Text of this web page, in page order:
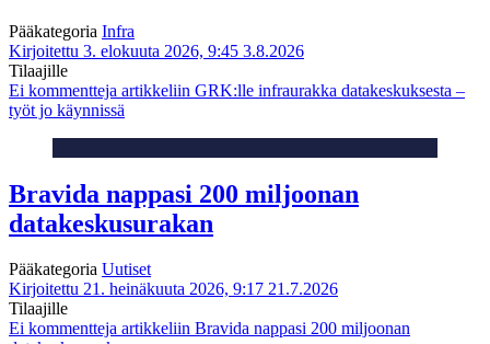
Pääkategoria Infra
Kirjoitettu 3. elokuuta 2026, 9:45 3.8.2026
Tilaajille
Ei kommentteja artikkeliin GRK:lle infraurakka datakeskuksesta –
työt jo käynnissä
Bravida nappasi 200 miljoonan
datakeskusurakan
Pääkategoria Uutiset
Kirjoitettu 21. heinäkuuta 2026, 9:17 21.7.2026
Tilaajille
Ei kommentteja artikkeliin Bravida nappasi 200 miljoonan